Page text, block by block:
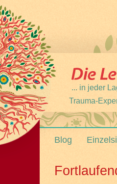
... in jeder
Trauma-
Blog